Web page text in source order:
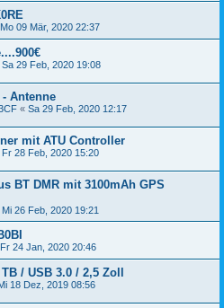
Mo 09 Mär, 2020 22:37
Sa 29 Feb, 2020 19:08
Antenne
« Sa 29 Feb, 2020 12:17
mit ATU Controller
Fr 28 Feb, 2020 15:20
BT DMR mit 3100mAh GPS
Mi 26 Feb, 2020 19:21
Fr 24 Jan, 2020 20:46
/ USB 3.0 / 2,5 Zoll
18 Dez, 2019 08:56